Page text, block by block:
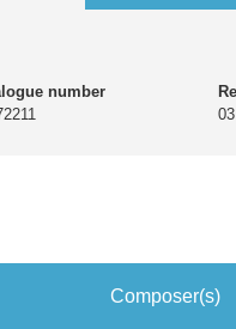
number
Composer(s)